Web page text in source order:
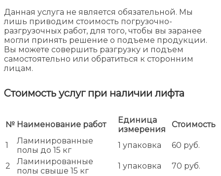
Данная услуга не является обязательной. Мы
лишь приводим стоимость погрузочно-
разгрузочных работ, для того, чтобы вы заранее
могли принять решение о подъеме продукции.
Вы можете совершить разгрузку и подъем
самостоятельно или обратиться к сторонним
лицам.
Стоимость услуг при наличии лифта
№ Наименование работ
Единица
измерения
Стоимость
1
Ламинированные
полы до 15 кг
1 упаковка 60 руб.
2
Ламинированные
полы свыше 15 кг
1 упаковка 70 руб.